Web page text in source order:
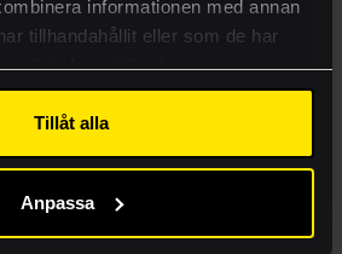
informationen med annan
tillhandahållit eller som de har
deras tjänster.
Tillåt alla
Anpassa
OCH HÅLLBARHET
stolthet, bygger varumärke och
effektivt sätt. Pappersprodukter
vi och världen kommit långt när
och
rätt material